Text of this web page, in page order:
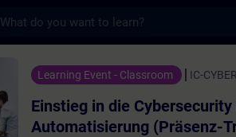
Cybersecurity für die
Learning Event - Classroom IC-
Einstieg in die
Automatisierung (Präsenz-